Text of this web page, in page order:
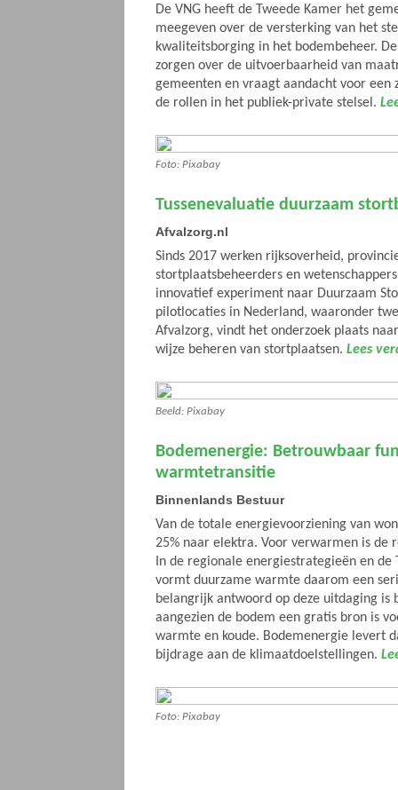
De VNG heeft de Tweede Kamer het
meegeven over de versterking van het
kwaliteitsborging in het bodembeheer.
zorgen over de uitvoerbaarheid van
gemeenten en vraagt aandacht voor een
de rollen in het publiek-private stelsel.
Foto: Pixabay
Tussenevaluatie duurzaam
Afvalzorg.nl
Sinds 2017 werken rijksoverheid,
stortplaatsbeheerders en
innovatief experiment naar Duurzaam
pilotlocaties in Nederland, waaronder
Afvalzorg, vindt het onderzoek plaats
wijze beheren van stortplaatsen. Lees
Beeld: Pixabay
Bodemenergie: Betrouwbaar
warmtetransitie
Binnenlands Bestuur
Van de totale energievoorziening van
25% naar elektra. Voor verwarmen is de
In de regionale energiestrategieën en de
vormt duurzame warmte daarom een
belangrijk antwoord op deze uitdaging is
aangezien de bodem een gratis bron is
warmte en koude. Bodemenergie levert
bijdrage aan de klimaatdoelstellingen.
Foto: Pixabay